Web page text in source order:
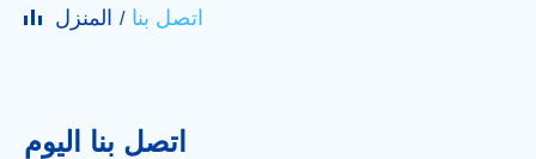
المنزل اتصل بنا
اتصل بنا اليوم